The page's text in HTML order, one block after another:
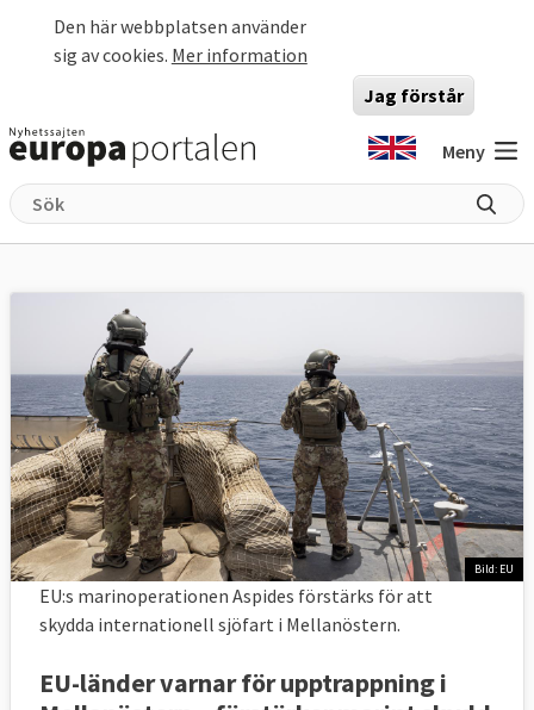
Den här webbplatsen använder
sig av cookies. Mer information
Jag förstår
Meny
Bild: EU
EU:s marinoperationen Aspides förstärks för att
skydda internationell sjöfart i Mellanöstern.
EU-länder varnar för upptrappning i